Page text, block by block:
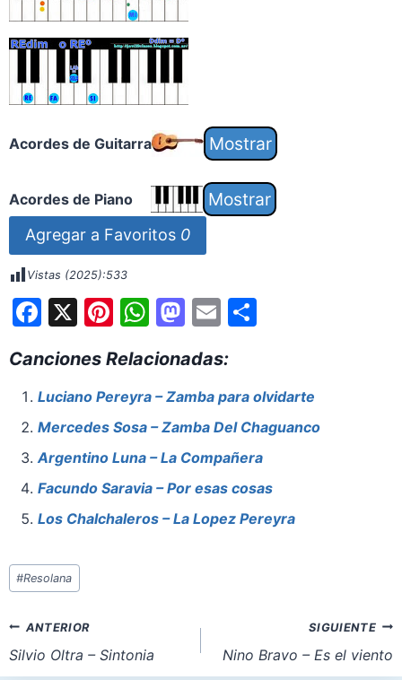
Acordes de Guitarra
Acordes de Piano
Agregar a Favoritos 0
Vistas (2025):533
F
c
e
b
o
o
k
X Pi
er
e
st
W
at
s
A
p
p
M
st
o
d
o
n
E
ai
l
S
e
Canciones Relacionadas:
Luciano Pereyra – Zamba para olvidarte
Mercedes Sosa – Zamba Del Chaguanco
Argentino Luna – La Compañera
Facundo Saravia – Por esas cosas
Los Chalchaleros – La Lopez Pereyra
Etiquetas
de
entrada:
#Resolana
Navegación
de
ANTERIOR
Silvio Oltra – Sintonia
SIGUIENTE
Nino Bravo – Es el viento